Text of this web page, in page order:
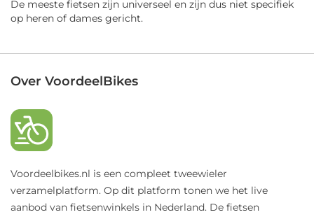
De meeste fietsen zijn universeel en zijn dus niet specifiek
op heren of dames gericht.
Over VoordeelBikes
Voordeelbikes.nl is een compleet tweewieler
verzamelplatform. Op dit platform tonen we het live
aanbod van fietsenwinkels in Nederland. De fietsen